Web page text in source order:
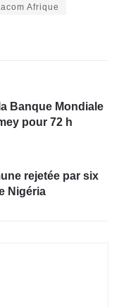
Afrique
Banque Mondiale
pour 72 h
rejetée par six
Nigéria